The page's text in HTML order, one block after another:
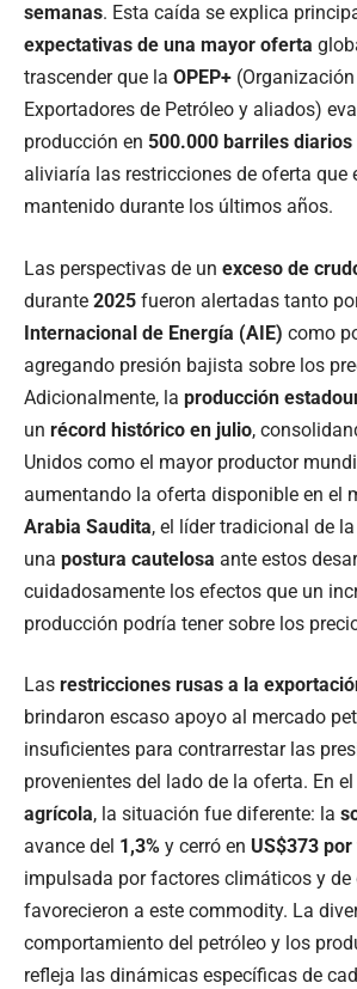
semanas. Esta caída se explica
expectativas de una mayor oferta
trascender que la OPEP+
Exportadores de Petróleo y aliados)
producción en 500.000 barriles diarios
aliviaría las restricciones de oferta que
mantenido durante los últimos años.
Las perspectivas de un exceso de
durante 2025 fueron alertadas tanto
Internacional de Energía (AIE) como
agregando presión bajista sobre los
Adicionalmente, la producción
un récord histórico en julio,
Unidos como el mayor productor
aumentando la oferta disponible en el
Arabia Saudita, el líder tradicional de la
una postura cautelosa ante estos
cuidadosamente los efectos que un
producción podría tener sobre los
Las restricciones rusas a la
brindaron escaso apoyo al mercado
insuficientes para contrarrestar las
provenientes del lado de la oferta. En el
agrícola, la situación fue diferente: la
avance del 1,3% y cerró en US$373
impulsada por factores climáticos y de
favorecieron a este commodity. La
comportamiento del petróleo y los
refleja las dinámicas específicas de